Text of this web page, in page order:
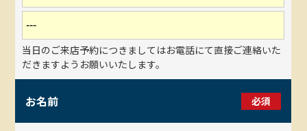
当日のご来店予約につきましてはお電話にて直接ご連絡いた
だきますようお願いいたします。
お名前 必須